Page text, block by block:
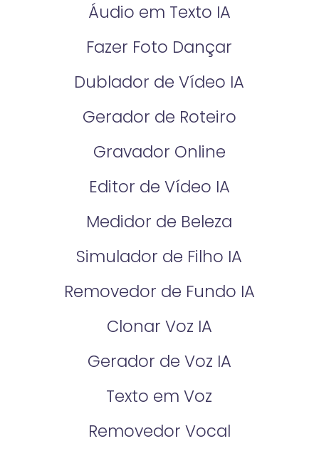
Áudio em Texto IA
Fazer Foto Dançar
Dublador de Vídeo IA
Gerador de Roteiro
Gravador Online
Editor de Vídeo IA
Medidor de Beleza
Simulador de Filho IA
Removedor de Fundo IA
Clonar Voz IA
Gerador de Voz IA
Texto em Voz
Removedor Vocal